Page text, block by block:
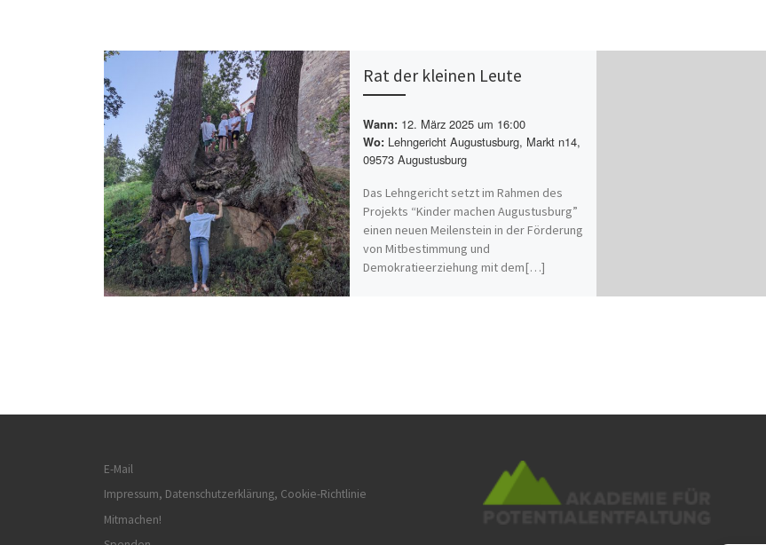
Rat der kleinen Leute
Wann: 12. März 2025 um 16:00
Wo: Lehngericht Augustusburg, Markt n14,
09573 Augustusburg
Das Lehngericht setzt im Rahmen des
Projekts “Kinder machen Augustusburg”
einen neuen Meilenstein in der Förderung
von Mitbestimmung und
Demokratieerziehung mit dem[…]
E-Mail
Impressum, Datenschutzerklärung, Cookie-Richtlinie
Mitmachen!